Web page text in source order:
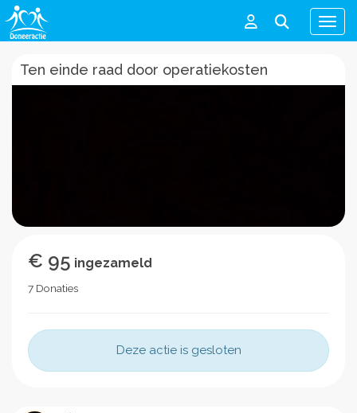
Menu
Ten einde raad door operatiekosten
€ 95 ingezameld
7 Donaties
Deze actie is gesloten